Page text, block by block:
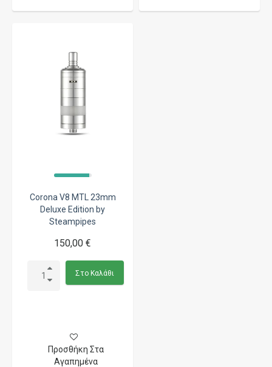
Corona V8 MTL 23mm
Deluxe Edition by
Steampipes
150,00 €
Στο Καλάθι
Προσθήκη Στα
Αγαπημένα